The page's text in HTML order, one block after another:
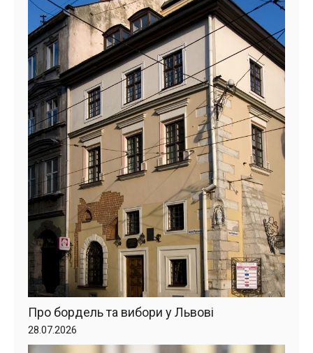
Про бордель та вибори у Львові
28.07.2026